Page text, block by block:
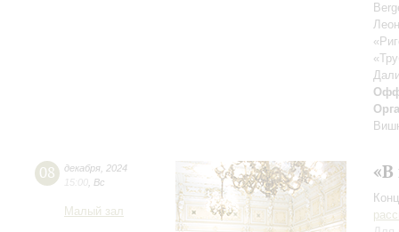
08 декабря 2024
15:00 Вс
Малый зал